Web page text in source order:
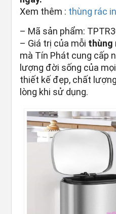
Xem thêm : thùng rác
– Mã sản phẩm:
– Giá trị của mỗi thùng
mà Tín Phát cung cấp
lượng đời sống của
thiết kế đẹp, chất
lòng khi sử dụng.